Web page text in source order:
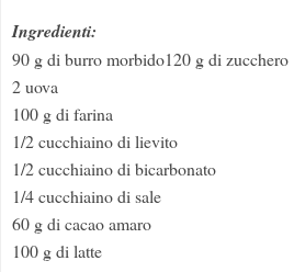
Ingredienti:
90 g di burro morbido120 g di zucchero
2 uova
100 g di farina
1/2 cucchiaino di lievito
1/2 cucchiaino di bicarbonato
1/4 cucchiaino di sale
60 g di cacao amaro
100 g di latte